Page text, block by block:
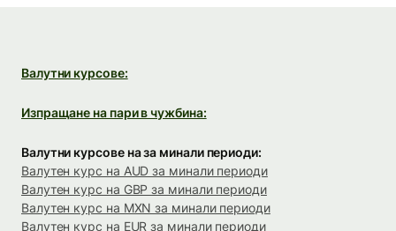
Валутни курсове:
Изпращане на пари в чужбина:
Валутни курсове на за минали периоди:
Валутен курс на AUD за минали периоди
Валутен курс на GBP за минали периоди
Валутен курс на MXN за минали периоди
Валутен курс на EUR за минали периоди